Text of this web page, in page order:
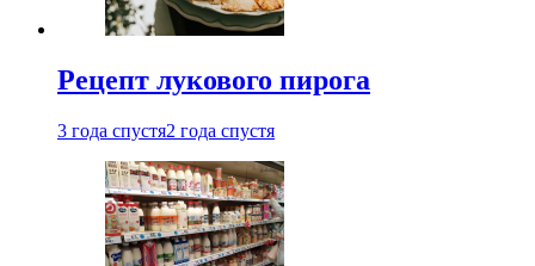
Рецепт лукового пирога
3 года спустя2 года спустя